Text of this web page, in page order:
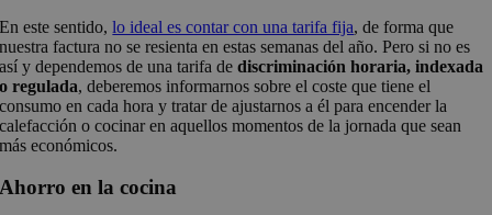
En este sentido,lo ideal es contar con una tarifa fija, de forma que
nuestra factura no se resienta en estas semanas del año. Pero si no es
así y dependemos de una tarifa dediscriminación horaria, indexada
o regulada, deberemos informarnos sobre el coste que tiene el
consumo en cada hora y tratar de ajustarnos a él para encender la
calefacción o cocinar en aquellos momentos de la jornada que sean
más económicos.
Ahorro en la cocina